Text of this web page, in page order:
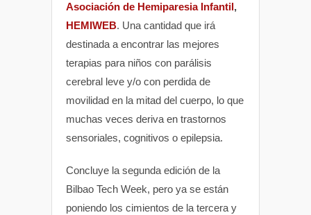
Asociación de Hemiparesia Infantil,
HEMIWEB. Una cantidad que irá
destinada a encontrar las mejores
terapias para niños con parálisis
cerebral leve y/o con perdida de
movilidad en la mitad del cuerpo, lo que
muchas veces deriva en trastornos
sensoriales, cognitivos o epilepsia.
Concluye la segunda edición de la
Bilbao Tech Week, pero ya se están
poniendo los cimientos de la tercera y